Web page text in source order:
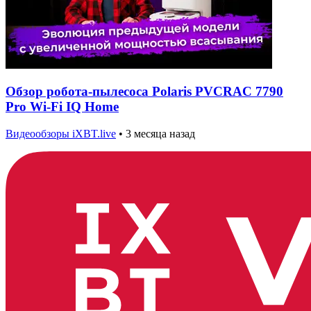
Обзор робота-пылесоса Polaris PVCRAC 7790
Pro Wi-Fi IQ Home
Видеообзоры iXBT.live • 3 месяца назад